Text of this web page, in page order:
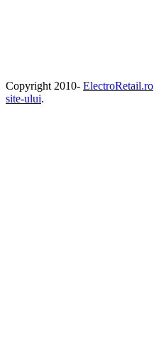
Copyright 2010- ElectroRetail.ro
site-ului.